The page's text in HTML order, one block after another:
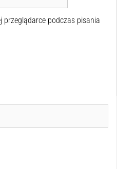
przeglądarce podczas pisania